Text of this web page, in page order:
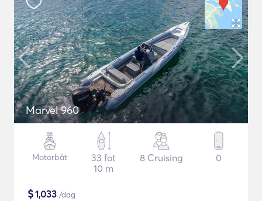
Marvel 960
Motorbåt
33 fot
10 m
8 Cruising 0
$1,033 /dag